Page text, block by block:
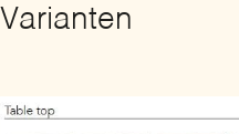
Varianten